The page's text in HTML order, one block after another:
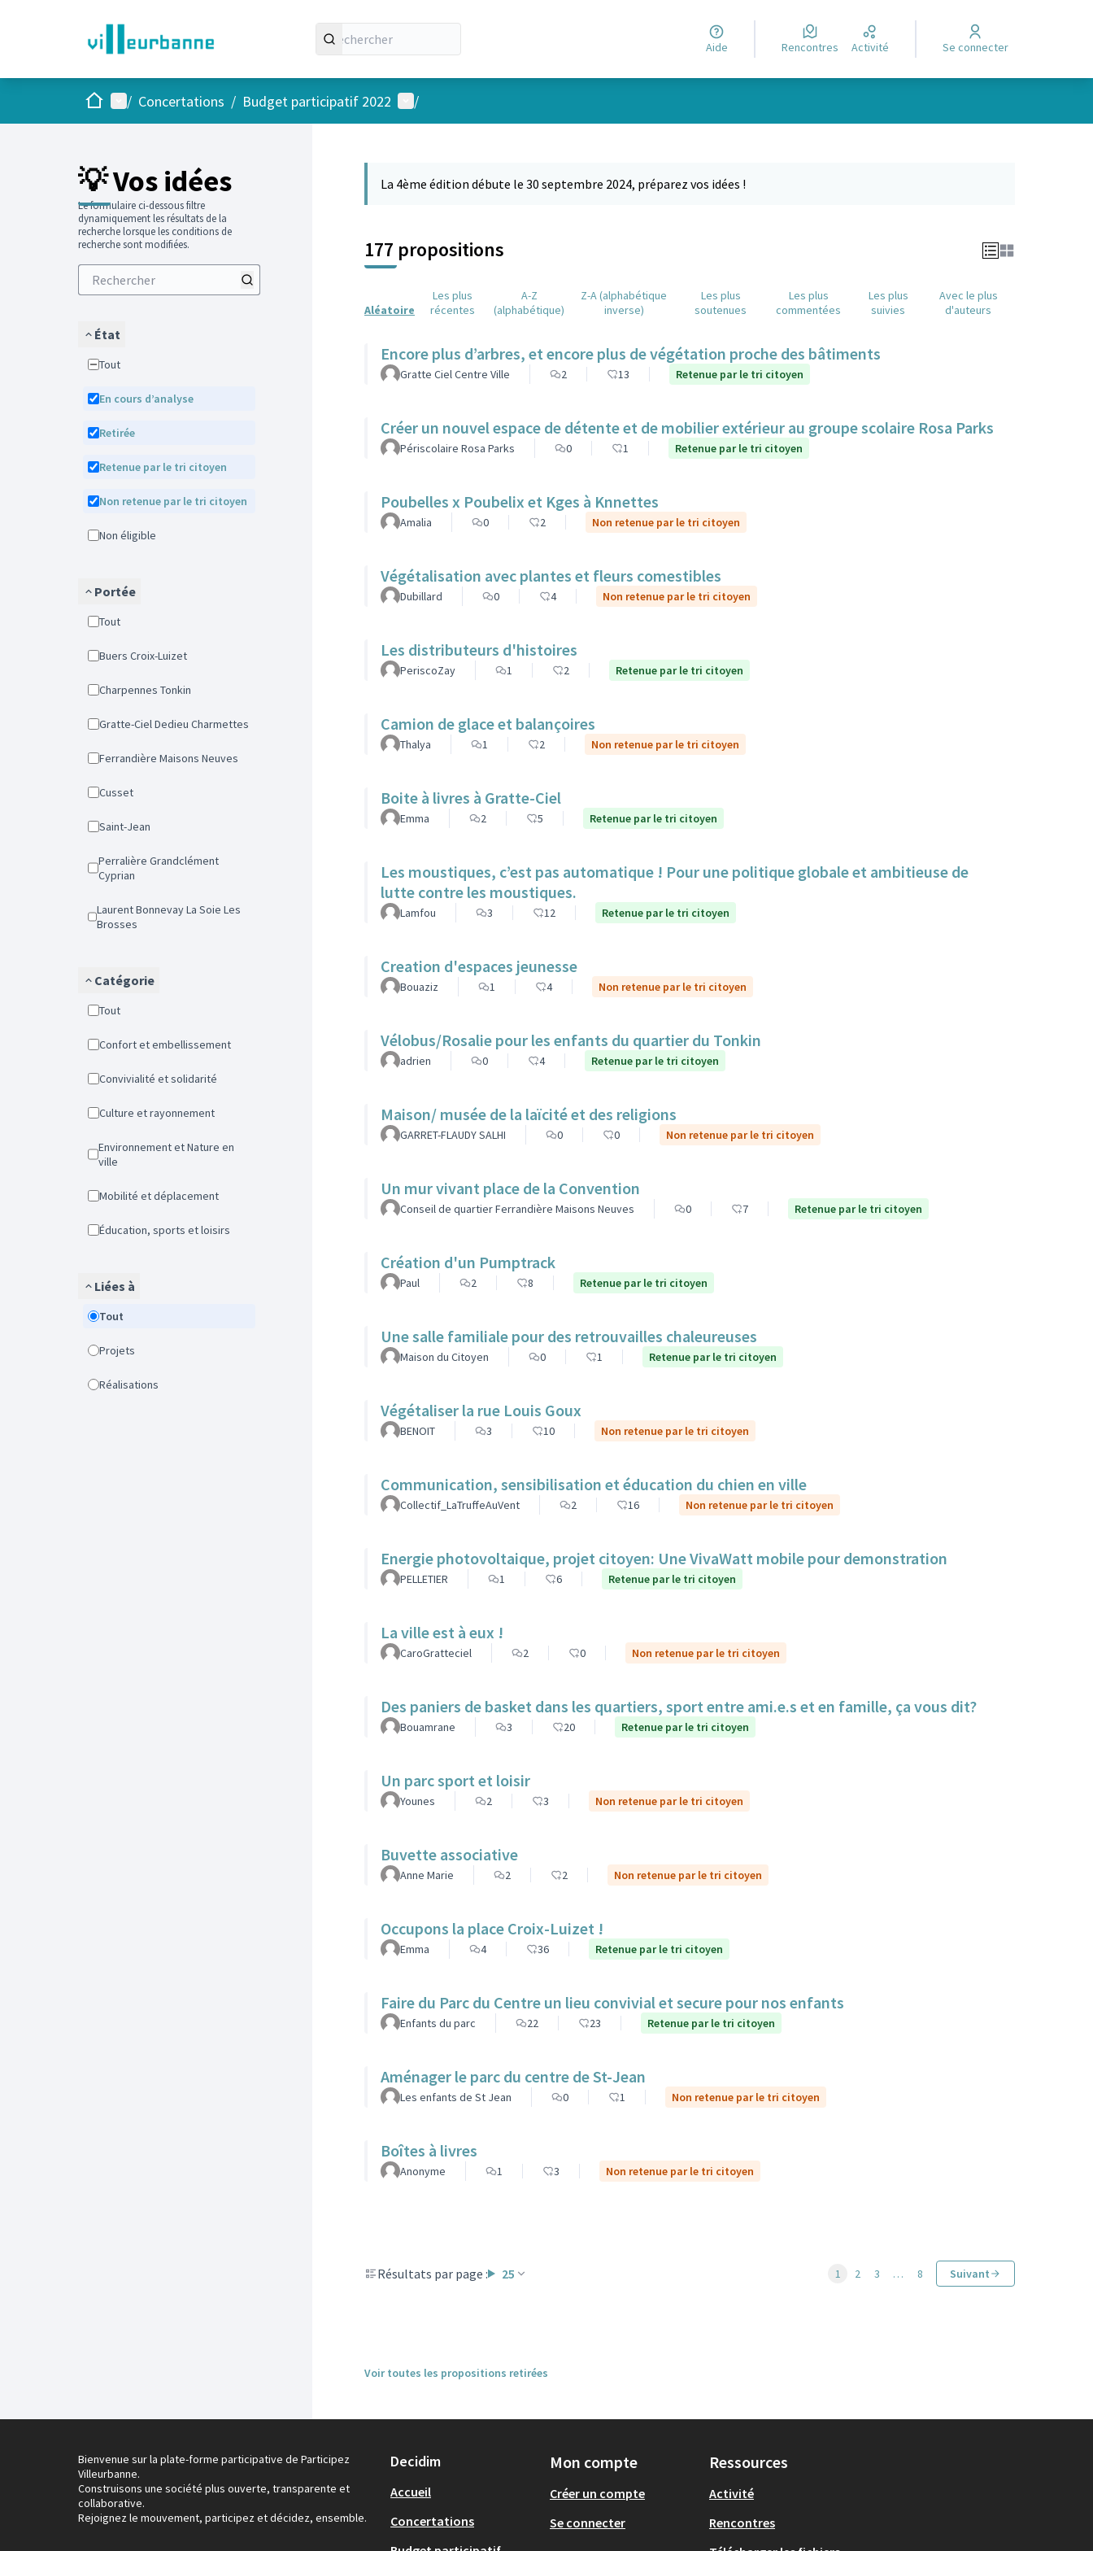
Aide Rencontres Activité Se connecter
AccueilMenu principal
/ Concertations / Budget participatif 2022 Menu utilisateur
/
💡 Vos idées
Le formulaire ci-dessous filtre
dynamiquement les résultats de la
recherche lorsque les conditions de
recherche sont modifiées.
État
Tout
En cours d’analyse
Retirée
Retenue par le tri citoyen
Non retenue par le tri citoyen
Non éligible
Portée
Tout
Buers Croix-Luizet
Charpennes Tonkin
Gratte-Ciel Dedieu Charmettes
Ferrandière Maisons Neuves
Cusset
Saint-Jean
Perralière Grandclément
Cyprian
Laurent Bonnevay La Soie Les
Brosses
Catégorie
Tout
Confort et embellissement
Convivialité et solidarité
Culture et rayonnement
Environnement et Nature en
ville
Mobilité et déplacement
Éducation, sports et loisirs
Liées à
Tout
Projets
Réalisations
La 4ème édition débute le 30 septembre 2024, préparez vos idées !
177 propositions
Aléatoire
Les plus
récentes
A-Z
(alphabétique)
Z-A (alphabétique
inverse)
Les plus
soutenues
Les plus
commentées
Les plus
suivies
Avec le plus
d'auteurs
Encore plus d’arbres, et encore plus de végétation proche des bâtiments
Gratte Ciel Centre Ville 2 13 Retenue par le tri citoyen
Créer un nouvel espace de détente et de mobilier extérieur au groupe scolaire Rosa Parks
Périscolaire Rosa Parks 0 1 Retenue par le tri citoyen
Poubelles x Poubelix et Kges à Knnettes
Amalia 0 2 Non retenue par le tri citoyen
Végétalisation avec plantes et fleurs comestibles
Dubillard 0 4 Non retenue par le tri citoyen
Les distributeurs d'histoires
PeriscoZay 1 2 Retenue par le tri citoyen
Camion de glace et balançoires
Thalya 1 2 Non retenue par le tri citoyen
Boite à livres à Gratte-Ciel
Emma 2 5 Retenue par le tri citoyen
Les moustiques, c’est pas automatique ! Pour une politique globale et ambitieuse de
lutte contre les moustiques.
Lamfou 3 12 Retenue par le tri citoyen
Creation d'espaces jeunesse
Bouaziz 1 4 Non retenue par le tri citoyen
Vélobus/Rosalie pour les enfants du quartier du Tonkin
adrien 0 4 Retenue par le tri citoyen
Maison/ musée de la laïcité et des religions
GARRET-FLAUDY SALHI 0 0 Non retenue par le tri citoyen
Un mur vivant place de la Convention
Conseil de quartier Ferrandière Maisons Neuves 0 7 Retenue par le tri citoyen
Création d'un Pumptrack
Paul 2 8 Retenue par le tri citoyen
Une salle familiale pour des retrouvailles chaleureuses
Maison du Citoyen 0 1 Retenue par le tri citoyen
Végétaliser la rue Louis Goux
BENOIT 3 10 Non retenue par le tri citoyen
Communication, sensibilisation et éducation du chien en ville
Collectif_LaTruffeAuVent 2 16 Non retenue par le tri citoyen
Energie photovoltaique, projet citoyen: Une VivaWatt mobile pour demonstration
PELLETIER 1 6 Retenue par le tri citoyen
La ville est à eux !
CaroGratteciel 2 0 Non retenue par le tri citoyen
Des paniers de basket dans les quartiers, sport entre ami.e.s et en famille, ça vous dit?
Bouamrane 3 20 Retenue par le tri citoyen
Un parc sport et loisir
Younes 2 3 Non retenue par le tri citoyen
Buvette associative
Anne Marie 2 2 Non retenue par le tri citoyen
Occupons la place Croix-Luizet !
Emma 4 36 Retenue par le tri citoyen
Faire du Parc du Centre un lieu convivial et secure pour nos enfants
Enfants du parc 22 23 Retenue par le tri citoyen
Aménager le parc du centre de St-Jean
Les enfants de St Jean 0 1 Non retenue par le tri citoyen
Boîtes à livres
Anonyme 1 3 Non retenue par le tri citoyen
Résultats par page : 25 1 2 3 … 8 Suivant
Voir toutes les propositions retirées
Bienvenue sur la plate-forme participative de Participez
Villeurbanne.
Construisons une société plus ouverte, transparente et
collaborative.
Rejoignez le mouvement, participez et décidez, ensemble.
Decidim
Accueil
Concertations
Mon compte
Créer un compte
Se connecter
Ressources
Activité
Rencontres